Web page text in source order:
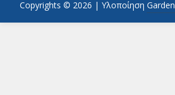
Copyrights © 2026 | Υλοποίηση Garden